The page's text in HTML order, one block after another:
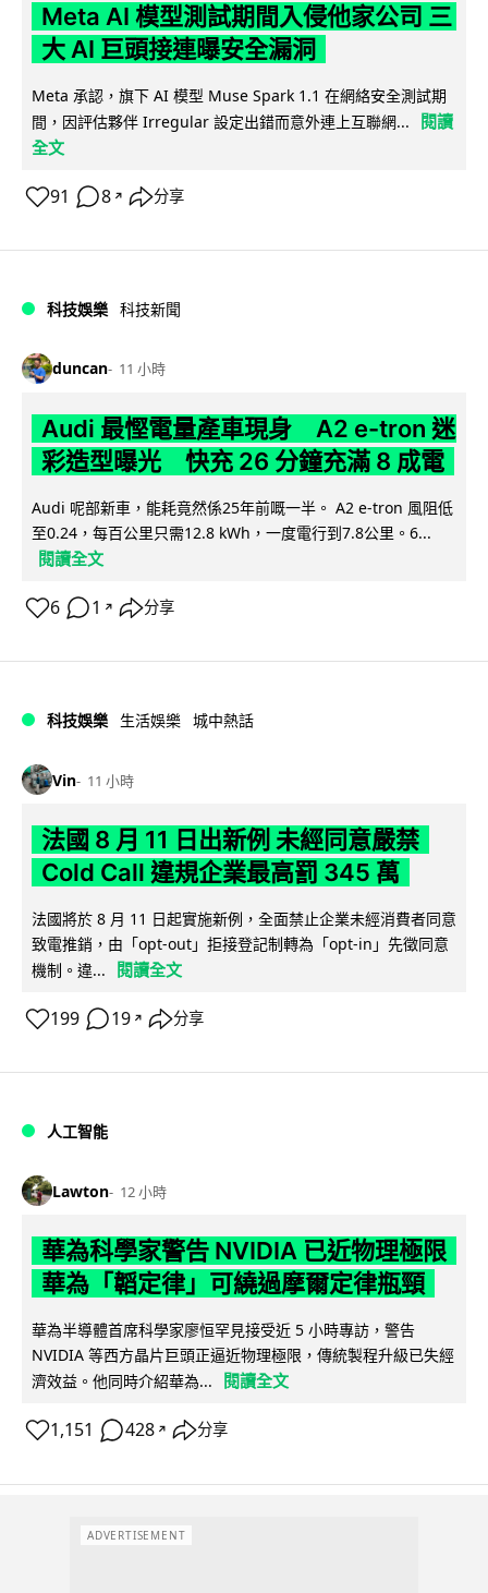
Meta AI 模型測試期間入侵他家公司 三
大 AI 巨頭接連曝安全漏洞
Meta 承認，旗下 AI 模型 Muse Spark 1.1 在網絡安全測試期
間，因評估夥伴 Irregular 設定出錯而意外連上互聯網...
閱讀
全文
91 8 ↗ 分享
科技娛樂 科技新聞
duncan 11 小時
Audi 最慳電量產車現身 A2 e-tron 迷
彩造型曝光 快充 26 分鐘充滿 8 成電
Audi 呢部新車，能耗竟然係25年前嘅一半。 A2 e-tron 風阻低
至0.24，每百公里只需12.8 kWh，一度電行到7.8公里。6...
閱讀全文
6 1 ↗ 分享
科技娛樂 生活娛樂 城中熱話
Vin 11 小時
法國 8 月 11 日出新例 未經同意嚴禁
Cold Call 違規企業最高罰 345 萬
法國將於 8 月 11 日起實施新例，全面禁止企業未經消費者同意
致電推銷，由「opt-out」拒接登記制轉為「opt-in」先徵同意
機制。違...
閱讀全文
199 19 ↗ 分享
人工智能
Lawton 12 小時
華為科學家警告 NVIDIA 已近物理極限
華為「韜定律」可繞過摩爾定律瓶頸
華為半導體首席科學家廖恒罕見接受近 5 小時專訪，警告
NVIDIA 等西方晶片巨頭正逼近物理極限，傳統製程升級已失經
濟效益。他同時介紹華為...
閱讀全文
1,151 428 ↗ 分享
ADVERTISEMENT